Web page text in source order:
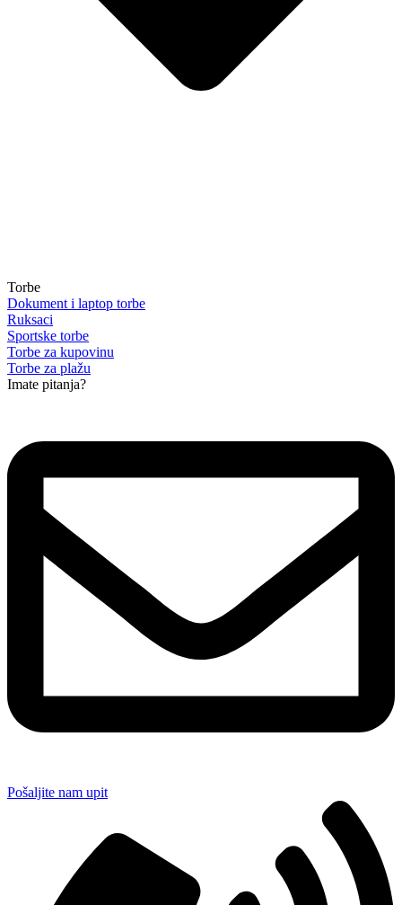
Torbe
Dokument i laptop torbe
Ruksaci
Sportske torbe
Torbe za kupovinu
Torbe za plažu
Imate pitanja?
Pošaljite nam upit